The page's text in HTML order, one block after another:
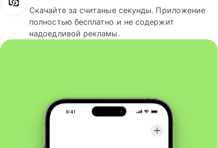
Скачайте за считаные секунды. Приложение
полностью бесплатно и не содержит
надоедливой рекламы.